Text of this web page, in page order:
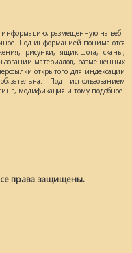
информацию, размещенную на веб -
иное. Под информацией понимаются
рисунки, ящик-шота, сканы,
материалов, размещенных
открытого для индексации
Под использованием
модификация и тому подобное.
права защищены.